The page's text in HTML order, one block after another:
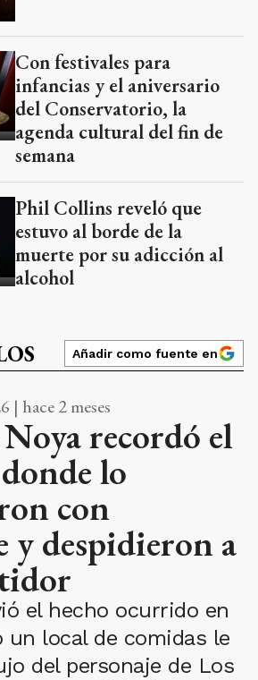
Con festivales para
infancias y el aniversario
del Conservatorio, la
agenda cultural del fin de
semana
Phil Collins reveló que
estuvo al borde de la
muerte por su adicción al
alcohol
Añadir como fuente en
| hace 2 meses
recordó el
lo
con
y despidieron a
el hecho ocurrido en
un local de comidas le
del personaje de Los